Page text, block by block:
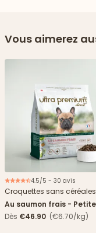
Vous aimerez
4.5/5 - 30 avis
Croquettes sans céréales
Au saumon frais -
Dès €46.90 (€6.70/kg)